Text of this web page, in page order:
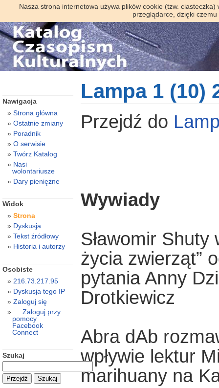
Nasza strona internetowa używa plików cookie (tzw.
przeglądarce, dzięki
Lampa 1 (10)
Przejdź do
Wywiady
Sławomir Shuty
życia zwierząt”
pytania Anny
Drotkiewicz
Abra dAb
wpływie lektur
marihuany na
Nawigacja
Strona główna
Ostatnie zmiany
Poradnik
O serwisie
Twórz Katalog
Nasi
wolontariusze
Dary pieniężne
Widok
Strona
Dyskusja
Tekst źródłowy
Historia i autorzy
Osobiste
216.73.217.95
Dyskusja tego IP
Zaloguj się
Zaloguj przy
pomocy
Facebook
Connect
Szukaj